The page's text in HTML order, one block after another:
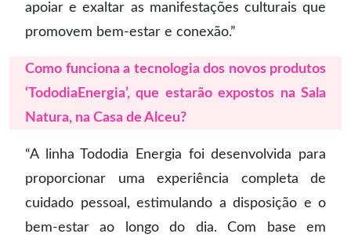
apoiar e exaltar as manifestações culturais que
promovem bem-estar e conexão.”
Como funciona a tecnologia dos novos produtos
‘TododiaEnergia’, que estarão expostos na Sala
Natura, na Casa de Alceu?
“A linha Tododia Energia foi desenvolvida para
proporcionar uma experiência completa de
cuidado pessoal, estimulando a disposição e o
bem-estar ao longo do dia. Com base em